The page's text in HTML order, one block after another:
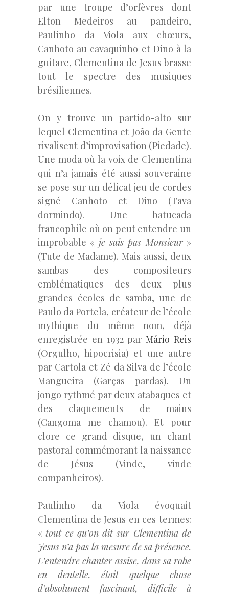
par une troupe d’orfèvres dont
Elton Medeiros au pandeiro,
Paulinho da Viola aux chœurs,
Canhoto au cavaquinho et Dino à la
guitare, Clementina de Jesus brasse
tout le spectre des musiques
brésiliennes.
On y trouve un partido-alto sur
lequel Clementina et João da Gente
rivalisent d’improvisation (Piedade).
Une moda où la voix de Clementina
qui n’a jamais été aussi souveraine
se pose sur un délicat jeu de cordes
signé Canhoto et Dino (Tava
dormindo). Une batucada
francophile où on peut entendre un
improbable « je sais pas Monsieur»
(Tute de Madame). Mais aussi, deux
sambas des compositeurs
emblématiques des deux plus
grandes écoles de samba, une de
Paulo da Portela, créateur de l’école
mythique du même nom, déjà
enregistrée en 1932 parMário Reis
(Orgulho, hipocrisia) et une autre
par Cartola et Zé da Silva de l’école
Mangueira (Garças pardas). Un
jongo rythmé par deux atabaques et
des claquements de mains
(Cangoma me chamou). Et pour
clore ce grand disque, un chant
pastoral commémorant la naissance
de Jésus (Vinde, vinde
companheiros).
Paulinho da Viola évoquait
Clementina de Jesus en ces termes:
«tout ce qu’on dit sur Clementina de
Jesus n’a pas la mesure de sa présence.
L’entendre chanter assise, dans sa robe
en dentelle, était quelque chose
d’absolument fascinant, difficile à